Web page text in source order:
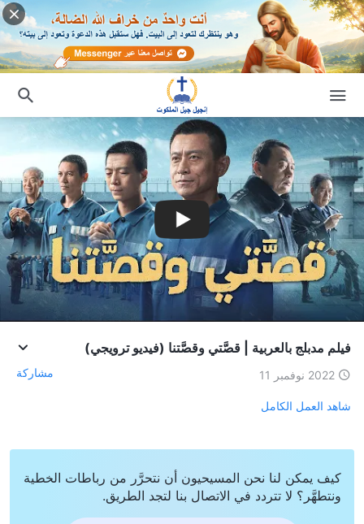
فيلم مدبلج بالعربية | قصَّتي وقصَّتنا (فيديو ترويجي)
2022 نوفمبر 11 مشاركة
شاهد العمل الكامل
كيف يمكن لنا نحن المسيحيون أن نتحرَّر من رباطات الخطية
ونتطهَّر؟ لا تتردد في الاتصال بنا لتجد الطريق.